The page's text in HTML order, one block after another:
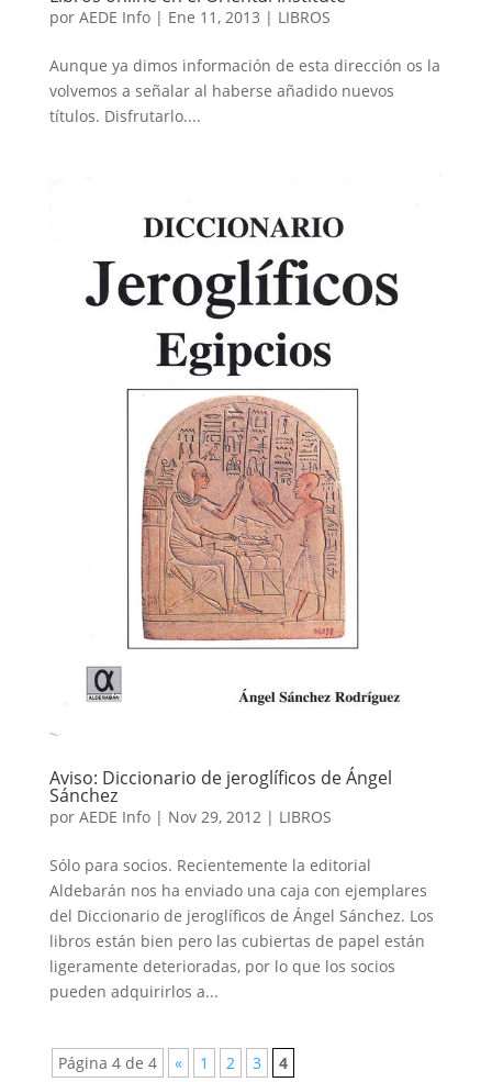
por AEDE Info| Ene 11, 2013 | LIBROS
Aunque ya dimos información de esta dirección os la
volvemos a señalar al haberse añadido nuevos
títulos. Disfrutarlo....
Aviso: Diccionario de jeroglíficos de Ángel
Sánchez
por AEDE Info| Nov 29, 2012 | LIBROS
Sólo para socios. Recientemente la editorial
Aldebarán nos ha enviado una caja con ejemplares
del Diccionario de jeroglíficos de Ángel Sánchez. Los
libros están bien pero las cubiertas de papel están
ligeramente deterioradas, por lo que los socios
pueden adquirirlos a...
Página 4 de 4 « 1 2 3
4